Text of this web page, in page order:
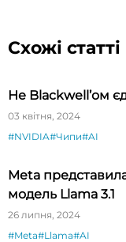
Схожі статті
Не Blackwell’ом
03 квітня, 2024
#NVIDIA#Чипи#AI
Meta
модель Llama 3.1
26 липня, 2024
#Meta#Llama#AI